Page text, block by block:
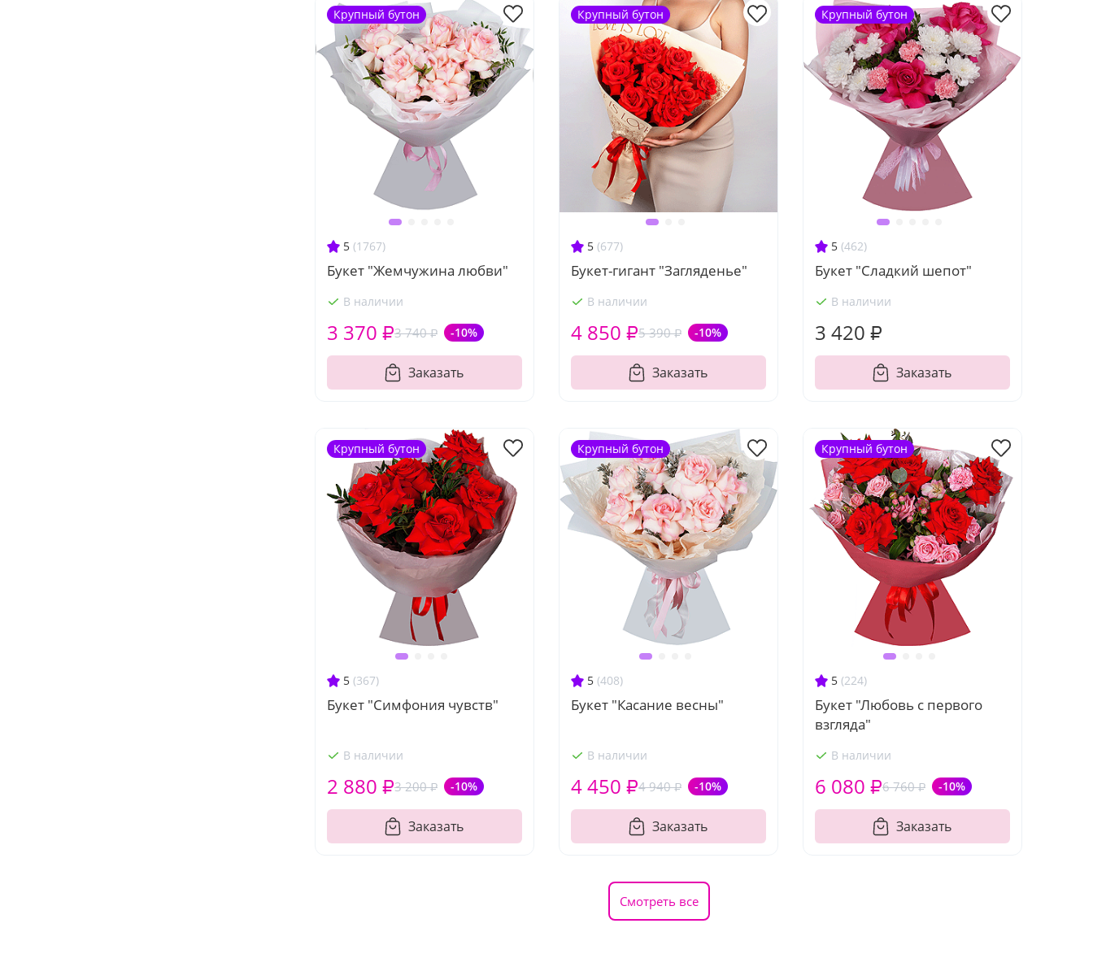
5 (1767)
Букет "Жемчужина любви"
В наличии
3 740 ₽ -10%
3 370 ₽
Заказать
Крупный бутон
5 (677)
Букет-гигант "Загляденье"
В наличии
5 390 ₽ -10%
4 850 ₽
Заказать
Крупный бутон
5 (462)
Букет "Сладкий шепот"
В наличии
3 420 ₽
Заказать
Крупный бутон
5 (367)
Букет "Симфония чувств"
В наличии
3 200 ₽ -10%
2 880 ₽
Заказать
Крупный бутон
5 (408)
Букет "Касание весны"
В наличии
4 940 ₽ -10%
4 450 ₽
Заказать
Крупный бутон
5 (224)
Букет "Любовь с первого
взгляда"
В наличии
6 760 ₽ -10%
6 080 ₽
Заказать
Крупный бутон
Смотреть все